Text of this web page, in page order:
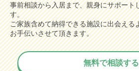
事前相談から入居まで、親身にサポート
す。
ご家族含めて納得できる施設に出会える
お手伝いさせて頂きます。
無料で相談する